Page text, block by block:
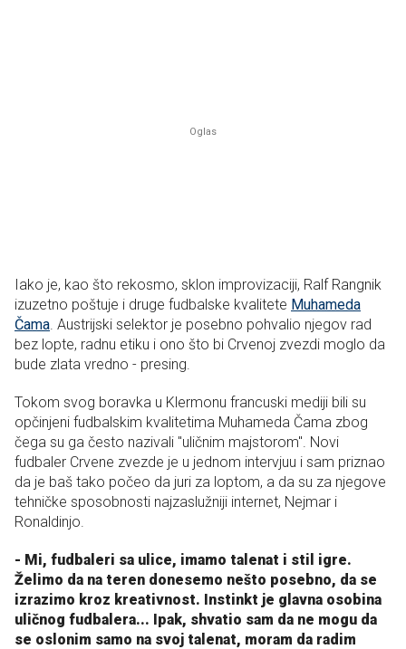
Iako je, kao što rekosmo, sklon improvizaciji, Ralf Rangnik
izuzetno poštuje i druge fudbalske kvalitete Muhameda
Čama . Austrijski selektor je posebno pohvalio njegov rad
bez lopte, radnu etiku i ono što bi Crvenoj zvezdi moglo da
bude zlata vredno - presing.
Tokom svog boravka u Klermonu francuski mediji bili su
opčinjeni fudbalskim kvalitetima Muhameda Čama zbog
čega su ga često nazivali "uličnim majstorom". Novi
fudbaler Crvene zvezde je u jednom intervjuu i sam priznao
da je baš tako počeo da juri za loptom, a da su za njegove
tehničke sposobnosti najzaslužniji internet, Nejmar i
Ronaldinjo.
- Mi, fudbaleri sa ulice, imamo talenat i stil igre.
Želimo da na teren donesemo nešto posebno, da se
izrazimo kroz kreativnost. Instinkt je glavna osobina
uličnog fudbalera... Ipak, shvatio sam da ne mogu da
se oslonim samo na svoj talenat, moram da radim